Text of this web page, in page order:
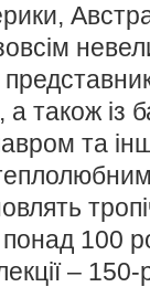
а також із
та
понад 100
– 150-